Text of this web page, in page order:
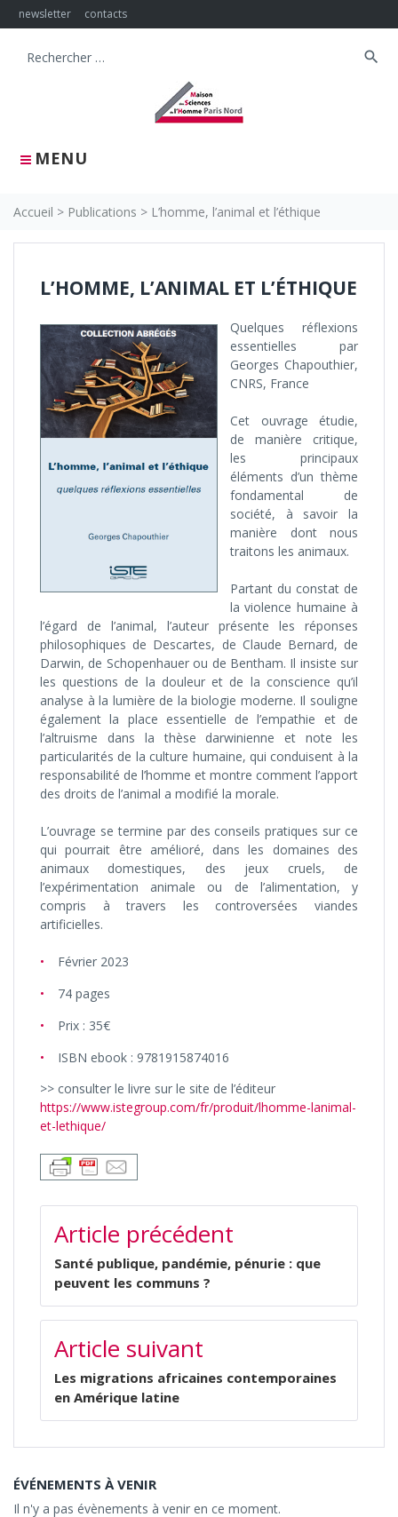
Skip
to
newsletter contacts
MENU
Search
search
Accueil > Publications > L’homme, l’animal et l’éthique
L’HOMME, L’ANIMAL ET L’ÉTHIQUE
Quelques réflexions
essentielles par
Georges Chapouthier,
CNRS, France
Cet ouvrage étudie,
de manière critique,
les principaux
éléments d’un thème
fondamental de
société, à savoir la
manière dont nous
traitons les animaux.
Partant du constat de
la violence humaine à
l’égard de l’animal, l’auteur présente les réponses
philosophiques de Descartes, de Claude Bernard, de
Darwin, de Schopenhauer ou de Bentham. Il insiste sur
les questions de la douleur et de la conscience qu’il
analyse à la lumière de la biologie moderne. Il souligne
également la place essentielle de l’empathie et de
l’altruisme dans la thèse darwinienne et note les
particularités de la culture humaine, qui conduisent à la
responsabilité de l’homme et montre comment l’apport
des droits de l’animal a modifié la morale.
L’ouvrage se termine par des conseils pratiques sur ce
qui pourrait être amélioré, dans les domaines des
animaux domestiques, des jeux cruels, de
l’expérimentation animale ou de l’alimentation, y
compris à travers les controversées viandes
artificielles.
Février 2023
74 pages
Prix : 35€
ISBN ebook : 9781915874016
>> consulter le livre sur le site de l’éditeur
https://www.istegroup.com/fr/produit/lhomme-lanimal-
et-lethique/
NAVIGATION
DE
L’ARTICLE
Article précédent
Santé publique, pandémie, pénurie : que
peuvent les communs ?
Article suivant
Les migrations africaines contemporaines
en Amérique latine
ÉVÉNEMENTS À VENIR
Il n'y a pas évènements à venir en ce moment.